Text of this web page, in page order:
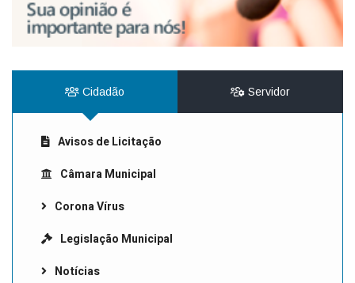
Cidadão Servidor
Avisos de Licitação
Câmara Municipal
Corona Vírus
Legislação Municipal
Notícias